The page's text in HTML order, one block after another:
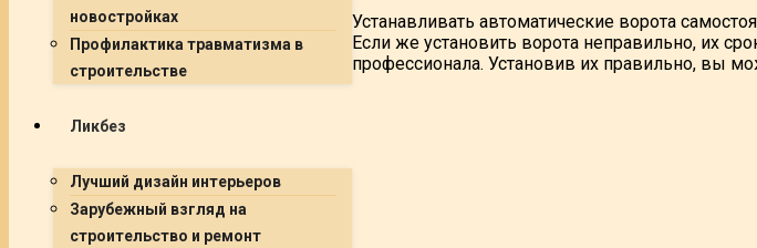
новостройках
Профилактика травматизма в
строительстве
Ликбез
Лучший дизайн интерьеров
Зарубежный взгляд на
строительство и ремонт
Устанавливать автоматические ворота
Если же установить ворота неправильно, их
профессионала. Установив их правильно, вы